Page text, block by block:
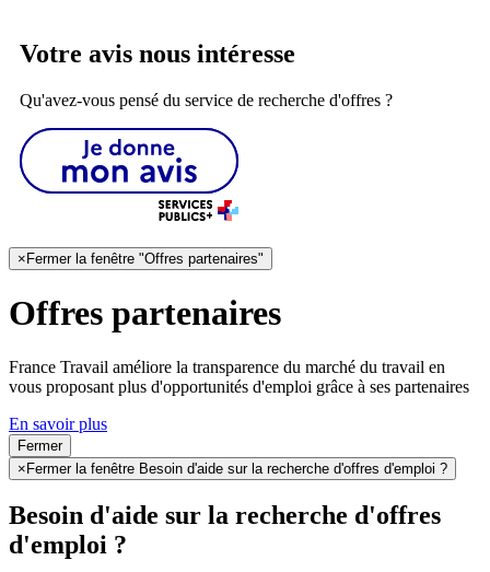
Votre avis nous intéresse
Qu'avez-vous pensé du service de recherche d'offres ?
×Fermer la fenêtre "Offres partenaires"
Offres partenaires
France Travail améliore la transparence du marché du travail en
vous proposant plus d'opportunités d'emploi grâce à ses partenaires
En savoir plus
Fermer
×Fermer la fenêtre Besoin d'aide sur la recherche d'offres d'emploi ?
Besoin d'aide sur la recherche d'offres
d'emploi ?